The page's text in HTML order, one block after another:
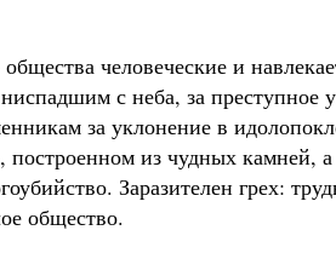
человеческие и
с неба, за преступное
за уклонение в
из чудных камней,
Заразителен грех:
общество.